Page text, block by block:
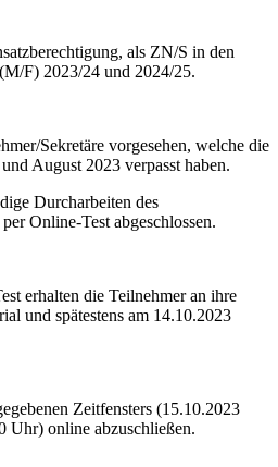
als ZN/S in den
F) 2023/24 und 2024/25.
Sekretäre vorgesehen, welche die
August 2023 verpasst haben.
Durcharbeiten des
Online-Test abgeschlossen.
erhalten die Teilnehmer an ihre
und spätestens am 14.10.2023
Zeitfensters (15.10.2023
Uhr) online abzuschließen.